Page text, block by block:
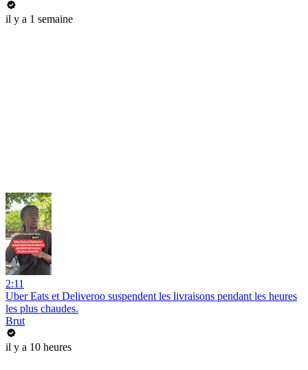
il y a 1 semaine
2:11
Uber Eats et Deliveroo suspendent les livraisons pendant les heures
les plus chaudes.
Brut
il y a 10 heures